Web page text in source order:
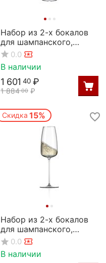
Набор из 2-х бокалов
для шампанского,
серия Grace, 280 мл,
Rona
0.0
В наличии
1 884 00 ₽
1 601 40 ₽
Скидка 15%
Набор из 2-х бокалов
для шампанского,
серия Orbital Ultra, 360
мл, Rona
0.0
В наличии